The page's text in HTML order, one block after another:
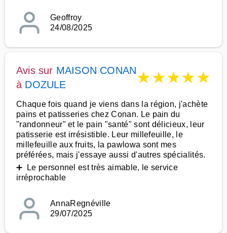
Geoffroy
24/08/2025
Avis sur MAISON CONAN
à DOZULE ★★★★★
Chaque fois quand je viens dans la région, j'achète
pains et patisseries chez Conan. Le pain du
"randonneur" et le pain "santé" sont délicieux, leur
patisserie est irrésistible. Leur millefeuille, le
millefeuille aux fruits, la pawlowa sont mes
préférées, mais j'essaye aussi d'autres spécialités.
➕ Le personnel est très aimable, le service
irréprochable
AnnaRegnéville
29/07/2025